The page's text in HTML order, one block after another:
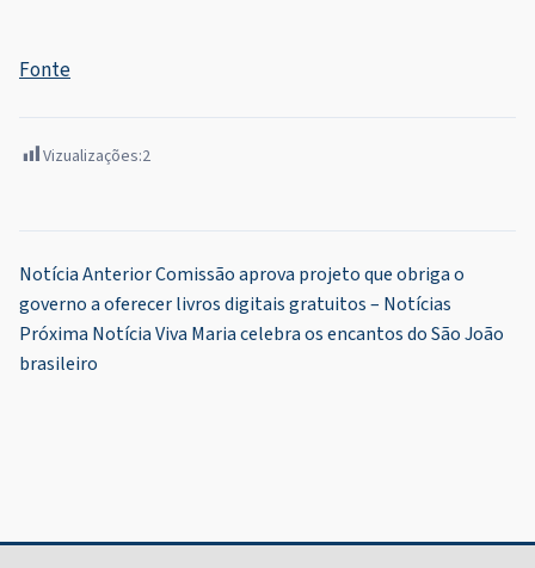
Fonte
Vizualizações:2
Navegação
de
Post
Notícia AnteriorComissão aprova projeto que obriga o
governo a oferecer livros digitais gratuitos – Notícias
Próxima NotíciaViva Maria celebra os encantos do São João
brasileiro